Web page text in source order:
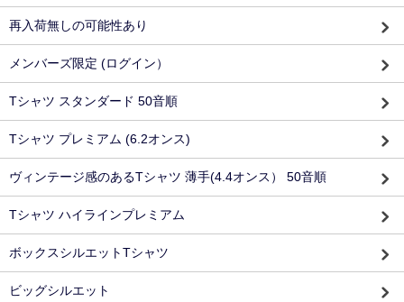
再入荷無しの可能性あり
メンバーズ限定 (ログイン）
Tシャツ スタンダード 50音順
Tシャツ プレミアム (6.2オンス)
ヴィンテージ感のあるTシャツ 薄手(4.4オンス） 50音順
Tシャツ ハイラインプレミアム
ボックスシルエットTシャツ
ビッグシルエット